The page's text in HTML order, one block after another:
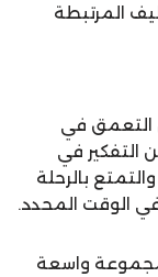
المرتبطة
التعمق في
التفكير في
بالرحلة
الوقت المحدد.
مجموعة واسعة